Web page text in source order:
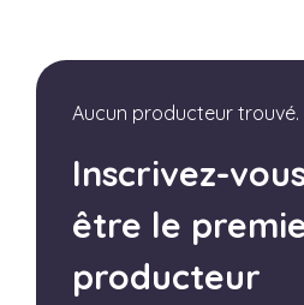
Aucun producteur trouvé.
Inscrivez-
être le
producteur